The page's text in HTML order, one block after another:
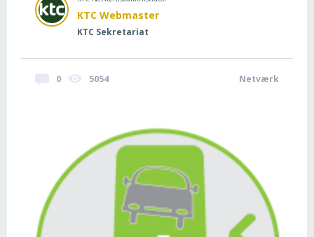
KTC Webmaster
KTC Sekretariat
0 5054 Netværk